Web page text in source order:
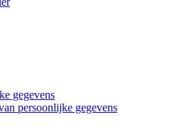
gegevens
persoonlijke gegevens